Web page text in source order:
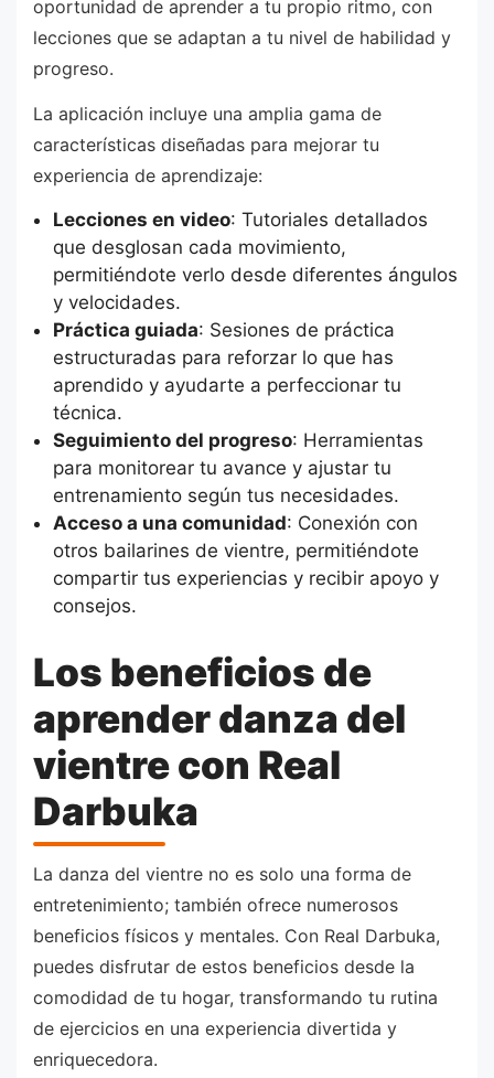
oportunidad de aprender a tu propio ritmo, con
lecciones que se adaptan a tu nivel de habilidad y
progreso.
La aplicación incluye una amplia gama de
características diseñadas para mejorar tu
experiencia de aprendizaje:
Lecciones en video: Tutoriales detallados
que desglosan cada movimiento,
permitiéndote verlo desde diferentes ángulos
y velocidades.
Práctica guiada: Sesiones de práctica
estructuradas para reforzar lo que has
aprendido y ayudarte a perfeccionar tu
técnica.
Seguimiento del progreso: Herramientas
para monitorear tu avance y ajustar tu
entrenamiento según tus necesidades.
Acceso a una comunidad: Conexión con
otros bailarines de vientre, permitiéndote
compartir tus experiencias y recibir apoyo y
consejos.
Los beneficios de
aprender danza del
vientre con Real
Darbuka
La danza del vientre no es solo una forma de
entretenimiento; también ofrece numerosos
beneficios físicos y mentales. Con Real Darbuka,
puedes disfrutar de estos beneficios desde la
comodidad de tu hogar, transformando tu rutina
de ejercicios en una experiencia divertida y
enriquecedora.